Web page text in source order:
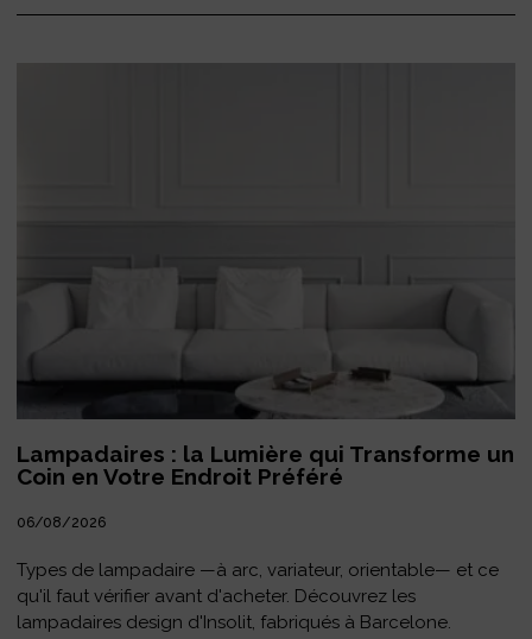
Lampadaires : la Lumière qui Transforme un
Coin en Votre Endroit Préféré
06/08/2026
Types de lampadaire —à arc, variateur, orientable— et ce
qu'il faut vérifier avant d'acheter. Découvrez les
lampadaires design d'Insolit, fabriqués à Barcelone.